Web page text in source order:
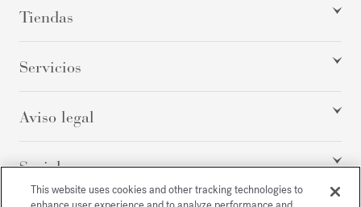
Tiendas
Servicios
Aviso legal
Social
This website uses cookies and other tracking technologies to